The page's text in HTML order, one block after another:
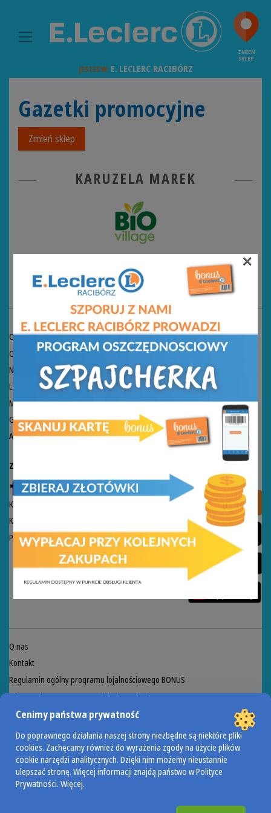
MAIN NAVIGATION
ZMIEŃ
SKLEP
JESTEŚ W:E. LECLERC RACIBÓRZ
Gazetki promocyjne
Zmień sklep
KARUZELA MAREK
KONTAKT
O nas
Centrala
Nieruchomości
Logistyka SCAWAR
Marka własna
Gazetki
Aktualności
Znajdź nas:
Kontakt
Kontakt dla mediów
Polityka prywatności
Aplikacja
O nas
Kontakt
Regulamin ogólny programu lojalnościowego BONUS
Informacja na temat sprzedaży żywych ryb
Przeciwdziałanie marnowaniu żywności
Regulamin akcji Valdinox
POWERED BY
×
Cenimy państwa prywatność
Do poprawnego działania naszej strony niezbędne są niektóre pliki
cookies. Zachęcamy również do wyrażenia zgody na użycie plików
cookie narzędzi analitycznych. Dzięki nim możemy nieustannie
ulepszać stronę. Więcej informacji znajdą państwo w Polityce
Prywatności.Więcej.